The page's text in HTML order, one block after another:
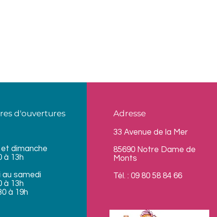
d'ouvertures
et dimanche
à 13h
au samedi
à 13h
à 19h
Adresse
33 Avenue de la Mer
85690 Notre Dame de
Monts
Tél. : 09 80 58 84 66